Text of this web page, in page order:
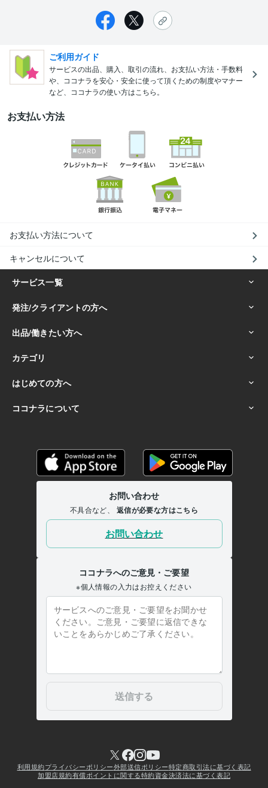
ご利用ガイド
サービスの出品、購入、取引の流れ、お支払い方法・手数料
や、ココナラを安心・安全に使って頂くための制度やマナー
など、ココナラの使い方はこちら。
お支払い方法
お支払い方法について
キャンセルについて